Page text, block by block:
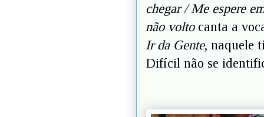
chegar / Me espere
não voltocanta a
Ir da Gente, naquele
Difícil não se